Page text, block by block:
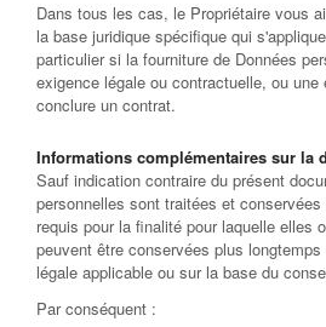
Dans tous les cas, le Propriétaire vous
la base juridique spécifique qui
particulier si la fourniture de Données
exigence légale ou contractuelle, ou
conclure un contrat.
Informations complémentaires sur la
Sauf indication contraire du présent
personnelles sont traitées et
requis pour la finalité pour laquelle elles
peuvent être conservées plus longtemps
légale applicable ou sur la base du
Par conséquent :